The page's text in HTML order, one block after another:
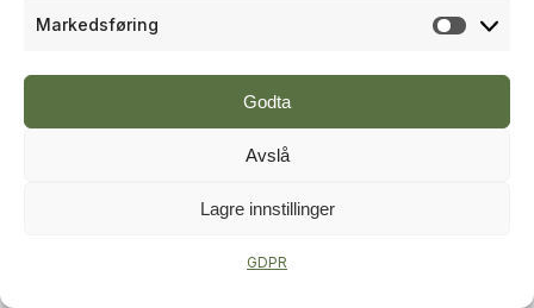
Markedsføring
Godta
Avslå
Lagre innstillinger
GDPR